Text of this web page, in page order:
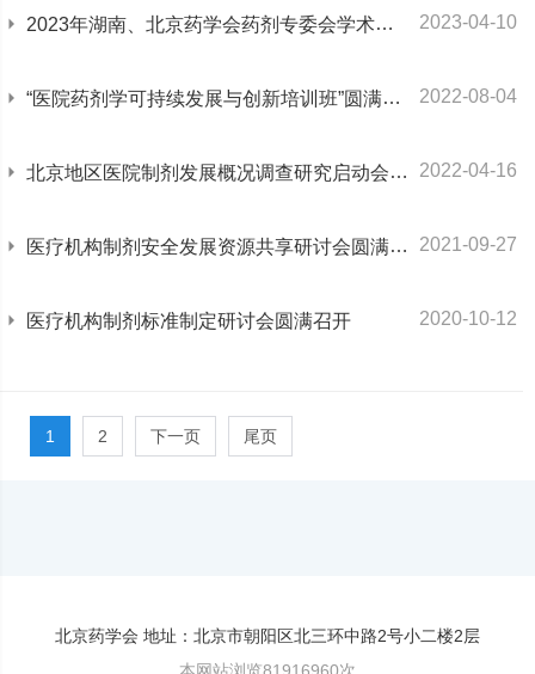
2023年湖南、北京药学会药剂专委会学术交流会 顺利召开 2023-04-10
“医院药剂学可持续发展与创新培训班”圆满召开 2022-08-04
北京地区医院制剂发展概况调查研究启动会圆满召开 2022-04-16
医疗机构制剂安全发展资源共享研讨会圆满召开 2021-09-27
医疗机构制剂标准制定研讨会圆满召开 2020-10-12
1 2 下一页 尾页
北京药学会 地址：北京市朝阳区北三环中路2号小二楼2层
本网站浏览81916960次